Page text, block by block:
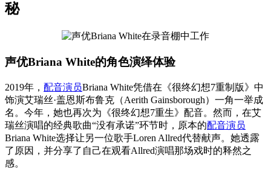
秘
声优Briana White的角色演绎体验
2019年， 配音演员Briana White凭借在《很终幻想7重制版》中
饰演艾瑞丝·盖恩斯布鲁克（Aerith Gainsborough）一角一举成
名。今年，她也再次为《很终幻想7重生》配音。然而，在艾
瑞丝演唱的经典歌曲“没有承诺”环节时，原本的配音演员
Briana White选择让另一位歌手Loren Allred代替献声。她透露
了原因，并分享了自己在观看Allred演唱那场戏时的释然之
感。